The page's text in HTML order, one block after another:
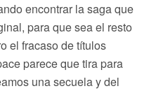
encontrar la saga que
para que sea el resto
el fracaso de títulos
parece que tira para
una secuela y del